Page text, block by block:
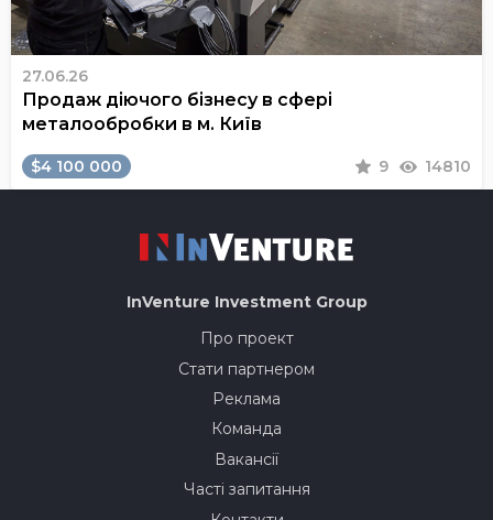
27.06.26
Продаж діючого бізнесу в сфері
металообробки в м. Київ
$4 100 000 9 14810
InVenture Investment Group
Про проект
Стати партнером
Реклама
Команда
Вакансії
Часті запитання